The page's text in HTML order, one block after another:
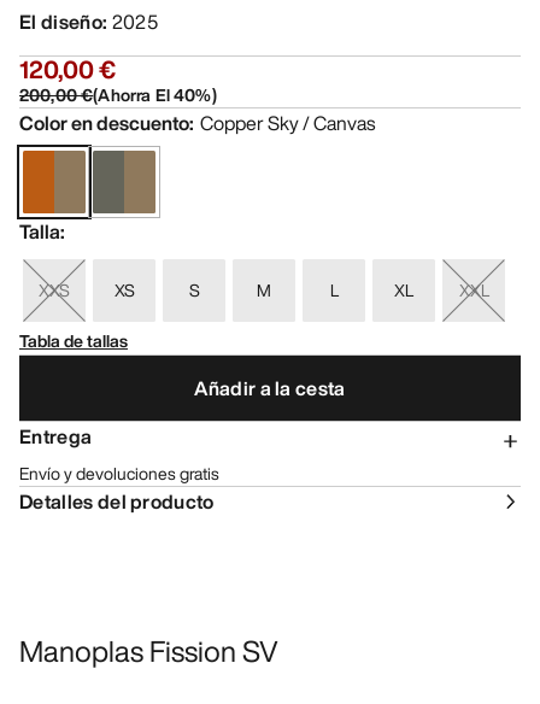
El diseño: 2025
120,00 €
200,00 €(Ahorra El40%)
Color en descuento: Copper Sky / Canvas
Talla:
XXS XS S M L XL
XXL
Tabla de tallas
Añadir a la cesta
Entrega
Envío y devoluciones gratis
Detalles del producto
Manoplas Fission SV